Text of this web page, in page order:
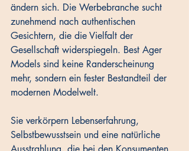
ändern sich. Die Werbebranche sucht
zunehmend nach authentischen
Gesichtern, die die Vielfalt der
Gesellschaft widerspiegeln. Best Ager
Models sind keine Randerscheinung
mehr, sondern ein fester Bestandteil der
modernen Modelwelt.
Sie verkörpern Lebenserfahrung,
Selbstbewusstsein und eine natürliche